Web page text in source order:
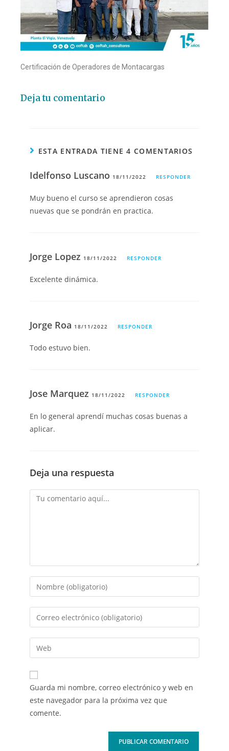
Certificación de Operadores de Montacargas
Deja tu comentario
ESTA ENTRADA TIENE 4 COMENTARIOS
Idelfonso Luscano 18/11/2022 RESPONDER
Muy bueno el curso se aprendieron cosas
nuevas que se pondrán en practica.
Jorge Lopez 18/11/2022 RESPONDER
Excelente dinámica.
Jorge Roa 18/11/2022 RESPONDER
Todo estuvo bien.
Jose Marquez 18/11/2022 RESPONDER
En lo general aprendí muchas cosas buenas a
aplicar.
Deja una respuesta
Guarda mi nombre, correo electrónico y web en
este navegador para la próxima vez que
comente.